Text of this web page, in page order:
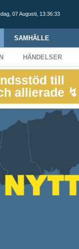
07 Augusti, 13:36:34
SAMHÄLLE
HÄNDELSER
till
allierade ↯